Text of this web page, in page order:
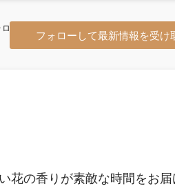
ワ
フォローして最新情報を受け
花の香りが素敵な時間をお